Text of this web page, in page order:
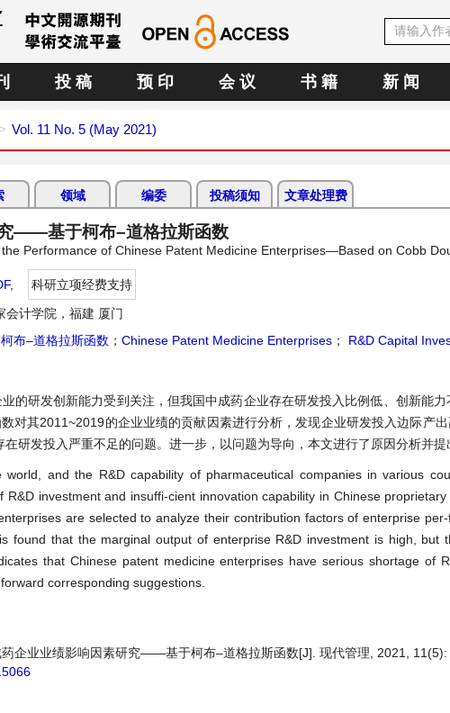
投 稿 预 印 会 议 书 籍 新 闻
Vol. 11 No. 5 (May 2021)
领域 编委 投稿须知 文章处理费
——基于柯布–道格拉斯函数
Performance of Chinese Patent Medicine Enterprises—Based on Cobb
,
科研立项经费支持
会计学院，福建 厦门
柯布–道格拉斯函数 ； Chinese Patent Medicine Enterprises ； R&D Capital
的研发创新能力受到关注，但我国中成药企业存在研发投入比例低、创新能
对其2011~2019的企业业绩的贡献因素进行分析，发现企业研发投入边际产
研发投入严重不足的问题。进一步，以问题为导向，本文进行了原因分析并提
world, and the R&D capability of pharmaceutical companies in various
R&D investment and insuffi-cient innovation capability in Chinese
are selected to analyze their contribution factors of enterprise
found that the marginal output of enterprise R&D investment is high, but
that Chinese patent medicine enterprises have serious shortage of
corresponding suggestions.
企业业绩影响因素研究——基于柯布–道格拉斯函数[J]. 现代管理, 2021, 11(5):